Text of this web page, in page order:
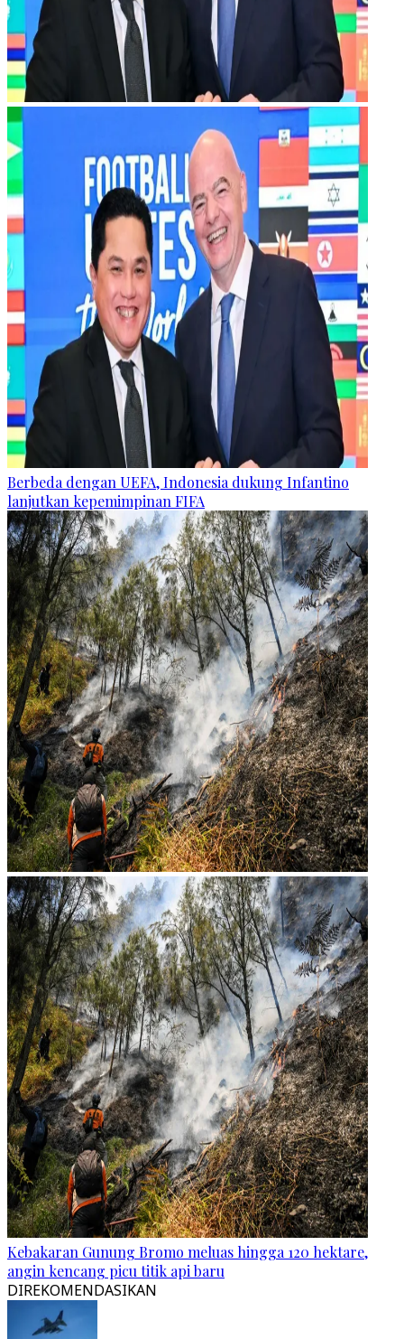
Berbeda dengan UEFA, Indonesia dukung Infantino
lanjutkan kepemimpinan FIFA
Kebakaran Gunung Bromo meluas hingga 120 hektare,
angin kencang picu titik api baru
DIREKOMENDASIKAN